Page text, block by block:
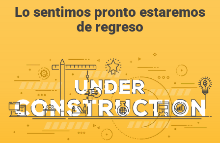
Lo sentimos pronto estaremos
de regreso